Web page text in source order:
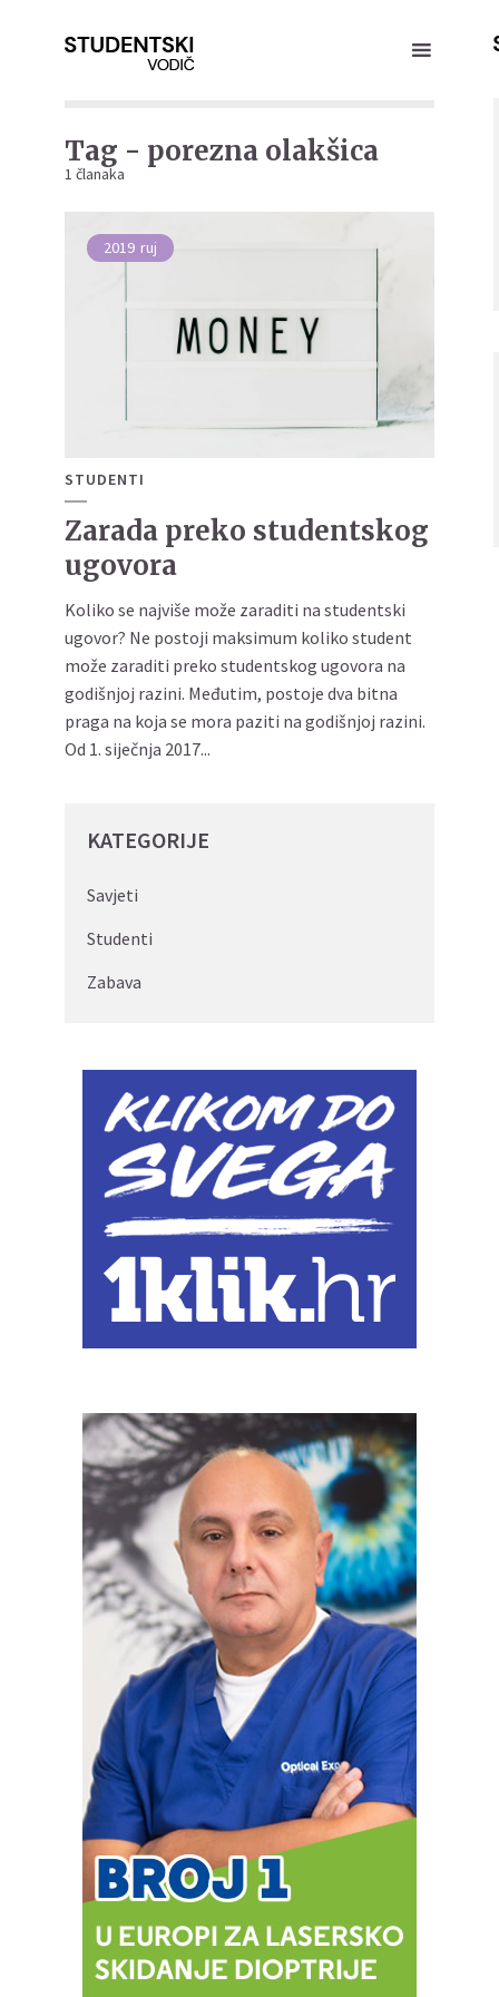
Tag - porezna olakšica
1 članaka
2019 ruj
STUDENTI
Zarada preko studentskog
ugovora
Koliko se najviše može zaraditi na studentski
ugovor? Ne postoji maksimum koliko student
može zaraditi preko studentskog ugovora na
godišnjoj razini. Međutim, postoje dva bitna
praga na koja se mora paziti na godišnjoj razini.
Od 1. siječnja 2017...
KATEGORIJE
Savjeti
Studenti
Zabava